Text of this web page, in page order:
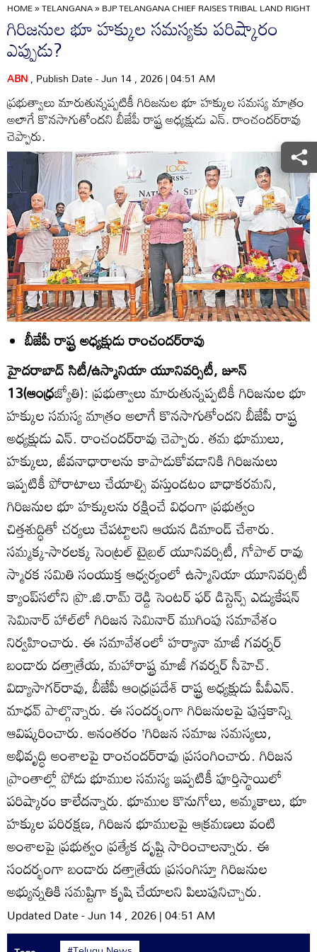
HOME»TELANGANA»BJP TELANGANA CHIEF RAISES TRIBAL LAND
గిరిజనుల భూ హక్కుల సమస్యకు పరిష్కారం
ఎప్పుడు?
ABN, Publish Date - Jun 14 , 2026 | 04:51 AM
ప్రభుత్వాలు మారుతున్నప్పటికీ గిరిజనుల భూ హక్కుల సమస్య మాత్రం
అలాగే కొనసాగుతోందని బీజేపీ రాష్ట్ర అధ్యక్షుడు ఎన్‌. రాంచందర్‌రావు
చెప్పారు.
బీజేపీ రాష్ట్ర అధ్యక్షుడు రాంచందర్‌రావు
హైదరాబాద్‌ సిటీ/ఉస్మానియా యూనివర్సిటీ, జూన్‌
13(ఆంధ్రజ్యోతి): ప్రభుత్వాలు మారుతున్నప్పటికీ గిరిజనుల భూ
హక్కుల సమస్య మాత్రం అలాగే కొనసాగుతోందని బీజేపీ రాష్ట్ర
అధ్యక్షుడు ఎన్‌. రాంచందర్‌రావు చెప్పారు. తమ భూములు,
హక్కులు, జీవనాధారాలను కాపాడుకోవడానికి గిరిజనులు
ఇప్పటికీ పోరాటాలు చేయాల్సి వస్తుండటం బాధాకరమని,
గిరిజనుల భూ హక్కులను రక్షించే విధంగా ప్రభుత్వం
చిత్తశుద్ధితో చర్యలు చేపట్టాలని ఆయన డిమాండ్‌ చేశారు.
సమ్మక్క-సారలక్క సెంట్రల్‌ టైబ్రల్‌ యూనివర్సిటీ, గోపాల్‌ రావు
స్మారక సమితి సంయుక్త ఆధ్వర్యంలో ఉస్మానియా యూనివర్సిటీ
క్యాంప్‌సలోని ప్రొ.జి.రామ్‌ రెడ్డి సెంటర్‌ ఫర్‌ డిస్టెన్స్‌ ఎడ్యుకేషన్‌
సెమినార్‌ హాల్‌లో గిరిజన సెమినార్‌ ముగింపు సమావేశం
నిర్వహించారు. ఈ సమావేశంలో హర్యానా మాజీ గవర్నర్‌
బండారు దత్తాత్రేయ, మహారాష్ట్ర మాజీ గవర్నర్‌ సీహెచ్‌.
విద్యాసాగర్‌రావు, బీజేపీ ఆంధ్రప్రదేశ్‌ రాష్ట్ర అధ్యక్షుడు పీవీఎన్‌.
మాధవ్‌ పాల్గొన్నారు. ఈ సందర్భంగా గిరిజనులపై పుస్తకాన్ని
ఆవిష్కరించారు. అనంతరం ’గిరిజన సమాజ సమస్యలు,
అభివృద్ధి అంశాలపై రాంచందర్‌రావు ప్రసంగించారు. గిరిజన
ప్రాంతాల్లో పోడు భూముల సమస్య ఇప్పటికీ పూర్తిస్థాయిలో
పరిష్కారం కాలేదన్నారు. భూముల కొనుగోలు, అమ్మకాలు, భూ
హక్కుల పరిరక్షణ, గిరిజన భూములపై ఆక్రమణలు వంటి
అంశాలపై ప్రభుత్వం ప్రత్యేక దృష్టి సారించాలన్నారు. ఈ
సందర్భంగా బండారు దత్తాత్రేయ ప్రసంగిస్తూ గిరిజనుల
అభ్యున్నతికి సమష్టిగా కృషి చేయాలని పిలుపునిచ్చారు.
Updated Date - Jun 14 , 2026 | 04:51 AM